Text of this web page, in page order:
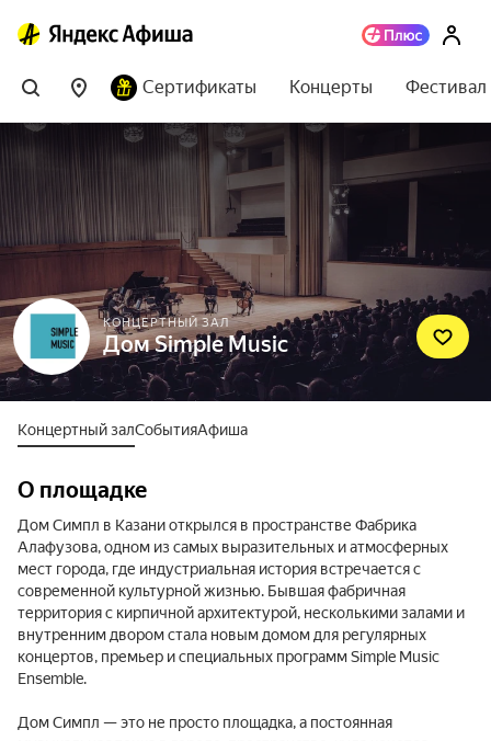
Сертификаты Концерты
КОНЦЕРТНЫЙ ЗАЛ
Дом Simple Music
Концертный залСобытияАфиша
О площадке
Дом Симпл в Казани открылся в пространстве Фабрика
Алафузова, одном из самых выразительных и атмосферных
мест города, где индустриальная история встречается с
современной культурной жизнью. Бывшая фабричная
территория с кирпичной архитектурой, несколькими залами и
внутренним двором стала новым домом для регулярных
концертов, премьер и специальных программ Simple Music
Ensemble.
Дом Симпл — это не просто площадка, а постоянная